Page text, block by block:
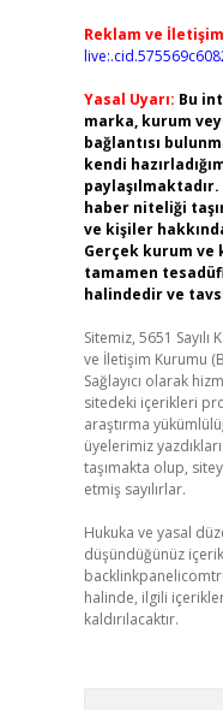
Reklam ve
Yasal Uyarı: Bu
marka, kurum
bağlantısı
kendi
haber niteliği
ve kişiler
Gerçek kurum
tamamen
halindedir ve
Sitemiz, 5651
ve İletişim Kurumu
Sağlayıcı olarak
sitedeki içerikleri
araştırma
üyelerimiz
taşımakta olup,
etmiş sayılırlar.
Hukuka ve yasal
düşündüğünüz
halinde, ilgili
kaldırılacaktır.